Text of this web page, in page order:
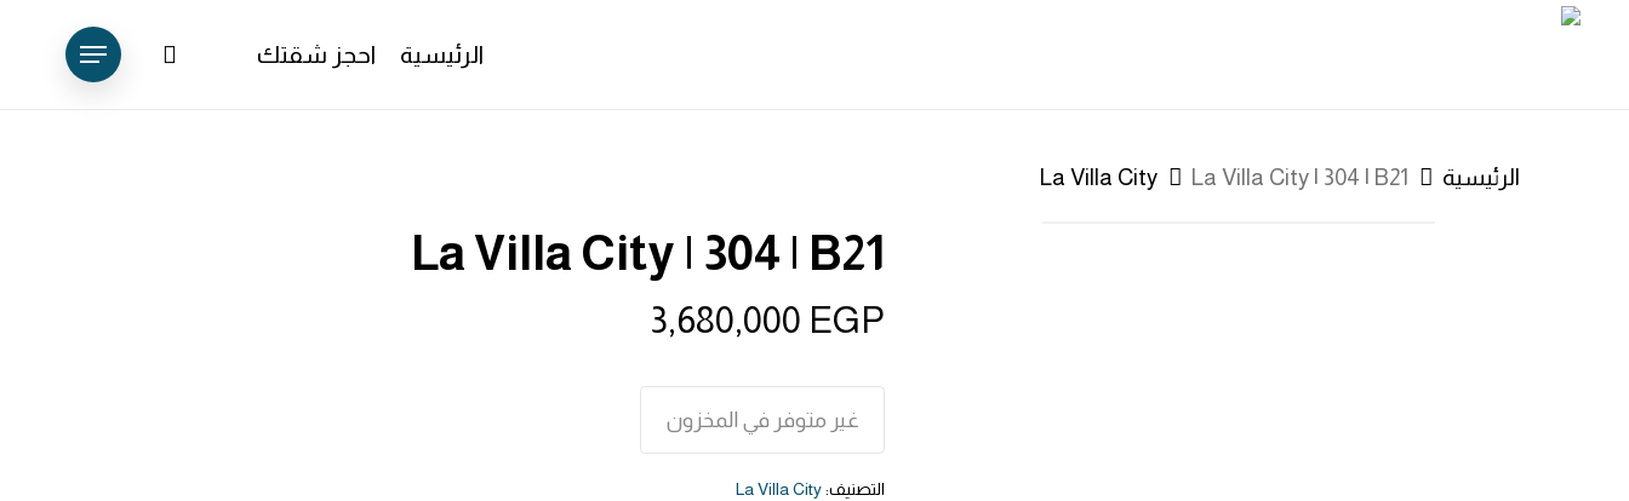
الرئيسية احجز شقتك account
Menu
الرئيسية La Villa City La Villa City | 304 | B21
La Villa City | 304 | B21
3,680,000 EGP
غير متوفر في المخزون
التصنيف:La Villa City